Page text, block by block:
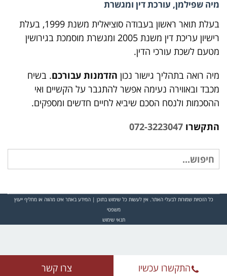
מיה שפילמן, עורכת דין ומגשרת
בעלת תואר ראשון בעבודה סוציאלית משנת 1999, בעלת
רישיון עריכת דין משנת 2005 ומגשרת מוסמכת בגירושין
מטעם לשכת עורכי הדין.
מיה רואה בתהליך גישור נכון הזדמנות עבורכם. בשיח
מכבד ובאווירה נעימה אפשר להתגבר על הקשיים ואי
ההסכמות ולנסח הסכם שיביא לחיים חדשים ומספקים.
התקשרו 072-3223047
חיפוש
עבור:
כל הזכויות שמורות לבעלי האתר. אין לעשות כל שימוש בתוכן | המידע באתר אינו מהווה או מחליף ייעוץ
משפטי
תנאי שימוש
התקשרו עכשיו צרו קשר